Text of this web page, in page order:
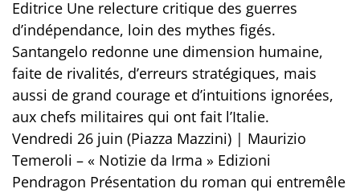
Editrice Une relecture critique des guerres
d’indépendance, loin des mythes figés.
Santangelo redonne une dimension humaine,
faite de rivalités, d’erreurs stratégiques, mais
aussi de grand courage et d’intuitions ignorées,
aux chefs militaires qui ont fait l’Italie.
Vendredi 26 juin (Piazza Mazzini) | Maurizio
Temeroli – « Notizie da Irma » Edizioni
Pendragon Présentation du roman qui entremêle